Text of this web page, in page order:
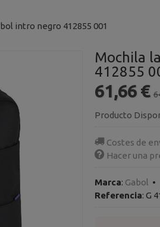
intro negro 412855 001
Mochila
412855
61,66 €
Producto
Costes de
Hacer una
Marca: Gabol •
Referencia: G